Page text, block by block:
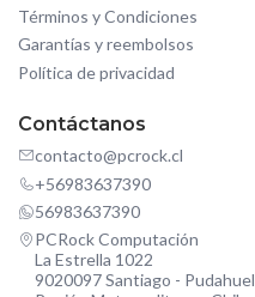
Términos y Condiciones
Garantías y reembolsos
Política de privacidad
Contáctanos
contacto@pcrock.cl
+56983637390
56983637390
PCRock Computación
La Estrella 1022
9020097 Santiago - Pudahuel